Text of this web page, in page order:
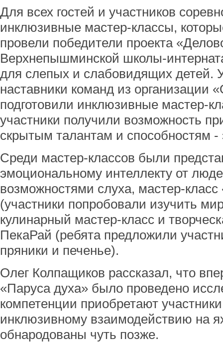
Для всех гостей и участников
инклюзивные мастер-классы,
провели победители проекта
Верхнепышминской школы-
для слепых и слабовидящих детей.
наставники команд из организации
подготовили инклюзивные мастер-
участники получили возможность
скрытым талантам и способностям -
Среди мастер-классов были
эмоциональному интеллекту от
возможностями слуха, мастер-класс
(участники попробовали изучить
кулинарный мастер-класс и
ПекаРай (ребята предложили
пряники и печенье).
Олег Колпащиков рассказал, что
«Паруса духа» было проведено
компетенции приобретают
инклюзивному взаимодействию на
обнародованы чуть позже.